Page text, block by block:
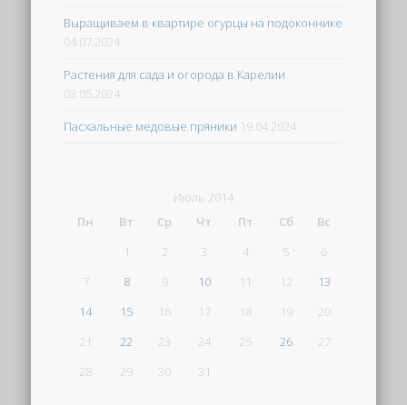
Выращиваем в квартире огурцы на подоконнике
04.07.2024
Растения для сада и огорода в Карелии
03.05.2024
Пасхальные медовые пряники 19.04.2024
Июль 2014
Пн
Вт Ср Чт Пт Сб
Вс
1
2 3 4 5
6
7
8 9 10 11 12
13
14
15 16 17 18 19
20
21
22 23 24 25 26
27
28
29 30 31